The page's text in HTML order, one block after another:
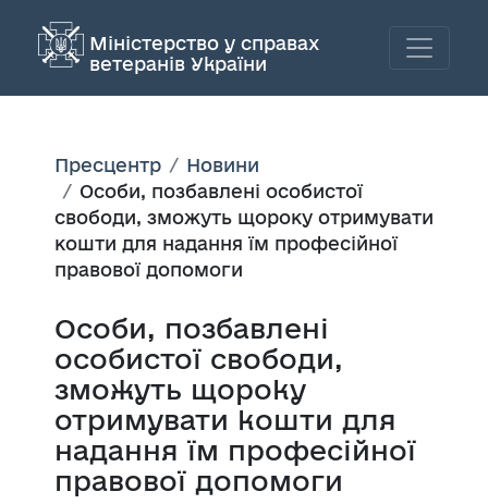
Міністерство у справах
ветеранів України
Пресцентр
Новини
Особи, позбавлені особистої
свободи, зможуть щороку отримувати
кошти для надання їм професійної
правової допомоги
Особи, позбавлені
особистої свободи,
зможуть щороку
отримувати кошти для
надання їм професійної
правової допомоги